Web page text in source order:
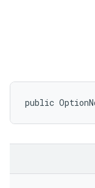
public